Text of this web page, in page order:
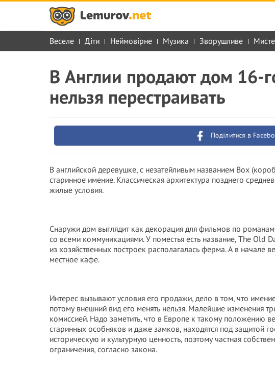
Веселе Діти Неймовірне Музика Зворушливе
В Англии продают дом 16-
нельзя перестраивать
Поділитися в
В английской деревушке, с незатейливым названием Box
старинное имение. Классическая архитектура позднего
жилые условия.
Снаружи дом выглядит как декорация для фильмов по
со всеми коммуникациями. У поместья есть название, The Old
из хозяйственных построек располагалась ферма. А в начале
местное кафе.
Интерес вызывают условия его продажи, дело в том, что
потому внешний вид его менять нельзя. Малейшие изменения
комиссией. Надо заметить, что в Европе к такому положению
старинных особняков и даже замков, находятся под защитой
историческую и культурную ценность, поэтому частная
ограничения, согласно закона.